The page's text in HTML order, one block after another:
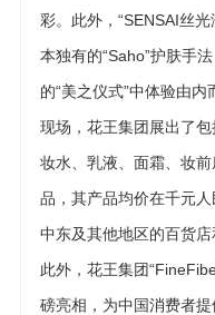
彩。此外，“SENSAI丝
本独有的“Saho”护肤手
的“美之仪式”中体验由内
现场，花王集团展出了
妆水、乳液、面霜、妆
品，其产品均价在千元人
中东及其他地区的百货店
此外，花王集团
磅亮相，为中国消费者